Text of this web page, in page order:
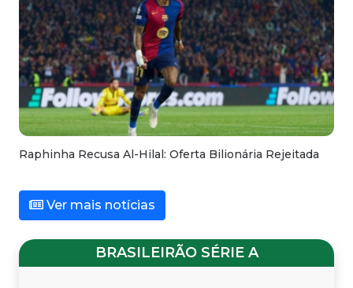
Raphinha Recusa Al-Hilal: Oferta Bilionária Rejeitada
Ver mais notícias
BRASILEIRÃO SÉRIE A